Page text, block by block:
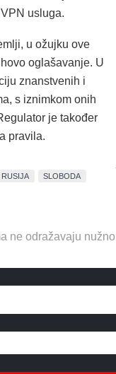
usluga.
u ožujku ove
oglašavanje. U
znanstvenih i
s iznimkom onih
je također
pravila.
RUSIJA SLOBODA
ne odražavaju nužno